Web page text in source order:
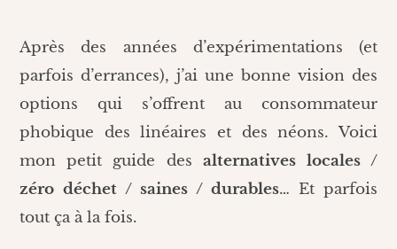
Après des années d’expérimentations (et
parfois d’errances), j’ai une bonne vision des
options qui s’offrent au consommateur
phobique des linéaires et des néons. Voici
mon petit guide des alternatives locales /
zéro déchet / saines / durables… Et parfois
tout ça à la fois.